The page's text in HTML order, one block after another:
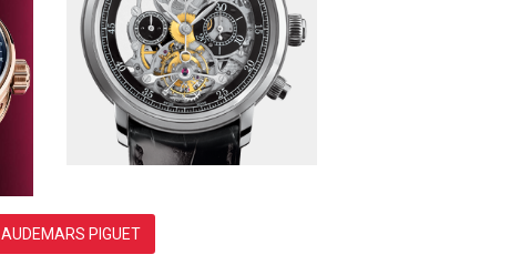
ВСЕ МОДЕЛЬНЫЕ РЯДЫ ЧАСЫ-СКЕЛЕТОНЫ AUDEMARS PIGUET